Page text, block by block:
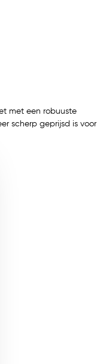
met een robuuste
scherp geprijsd is voor